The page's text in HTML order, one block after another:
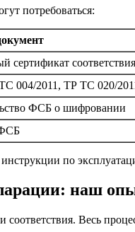
потребоваться:
сертификат соответствия
004/2011, ТР ТС 020/
ФСБ о шифровании
по
наш
Весь